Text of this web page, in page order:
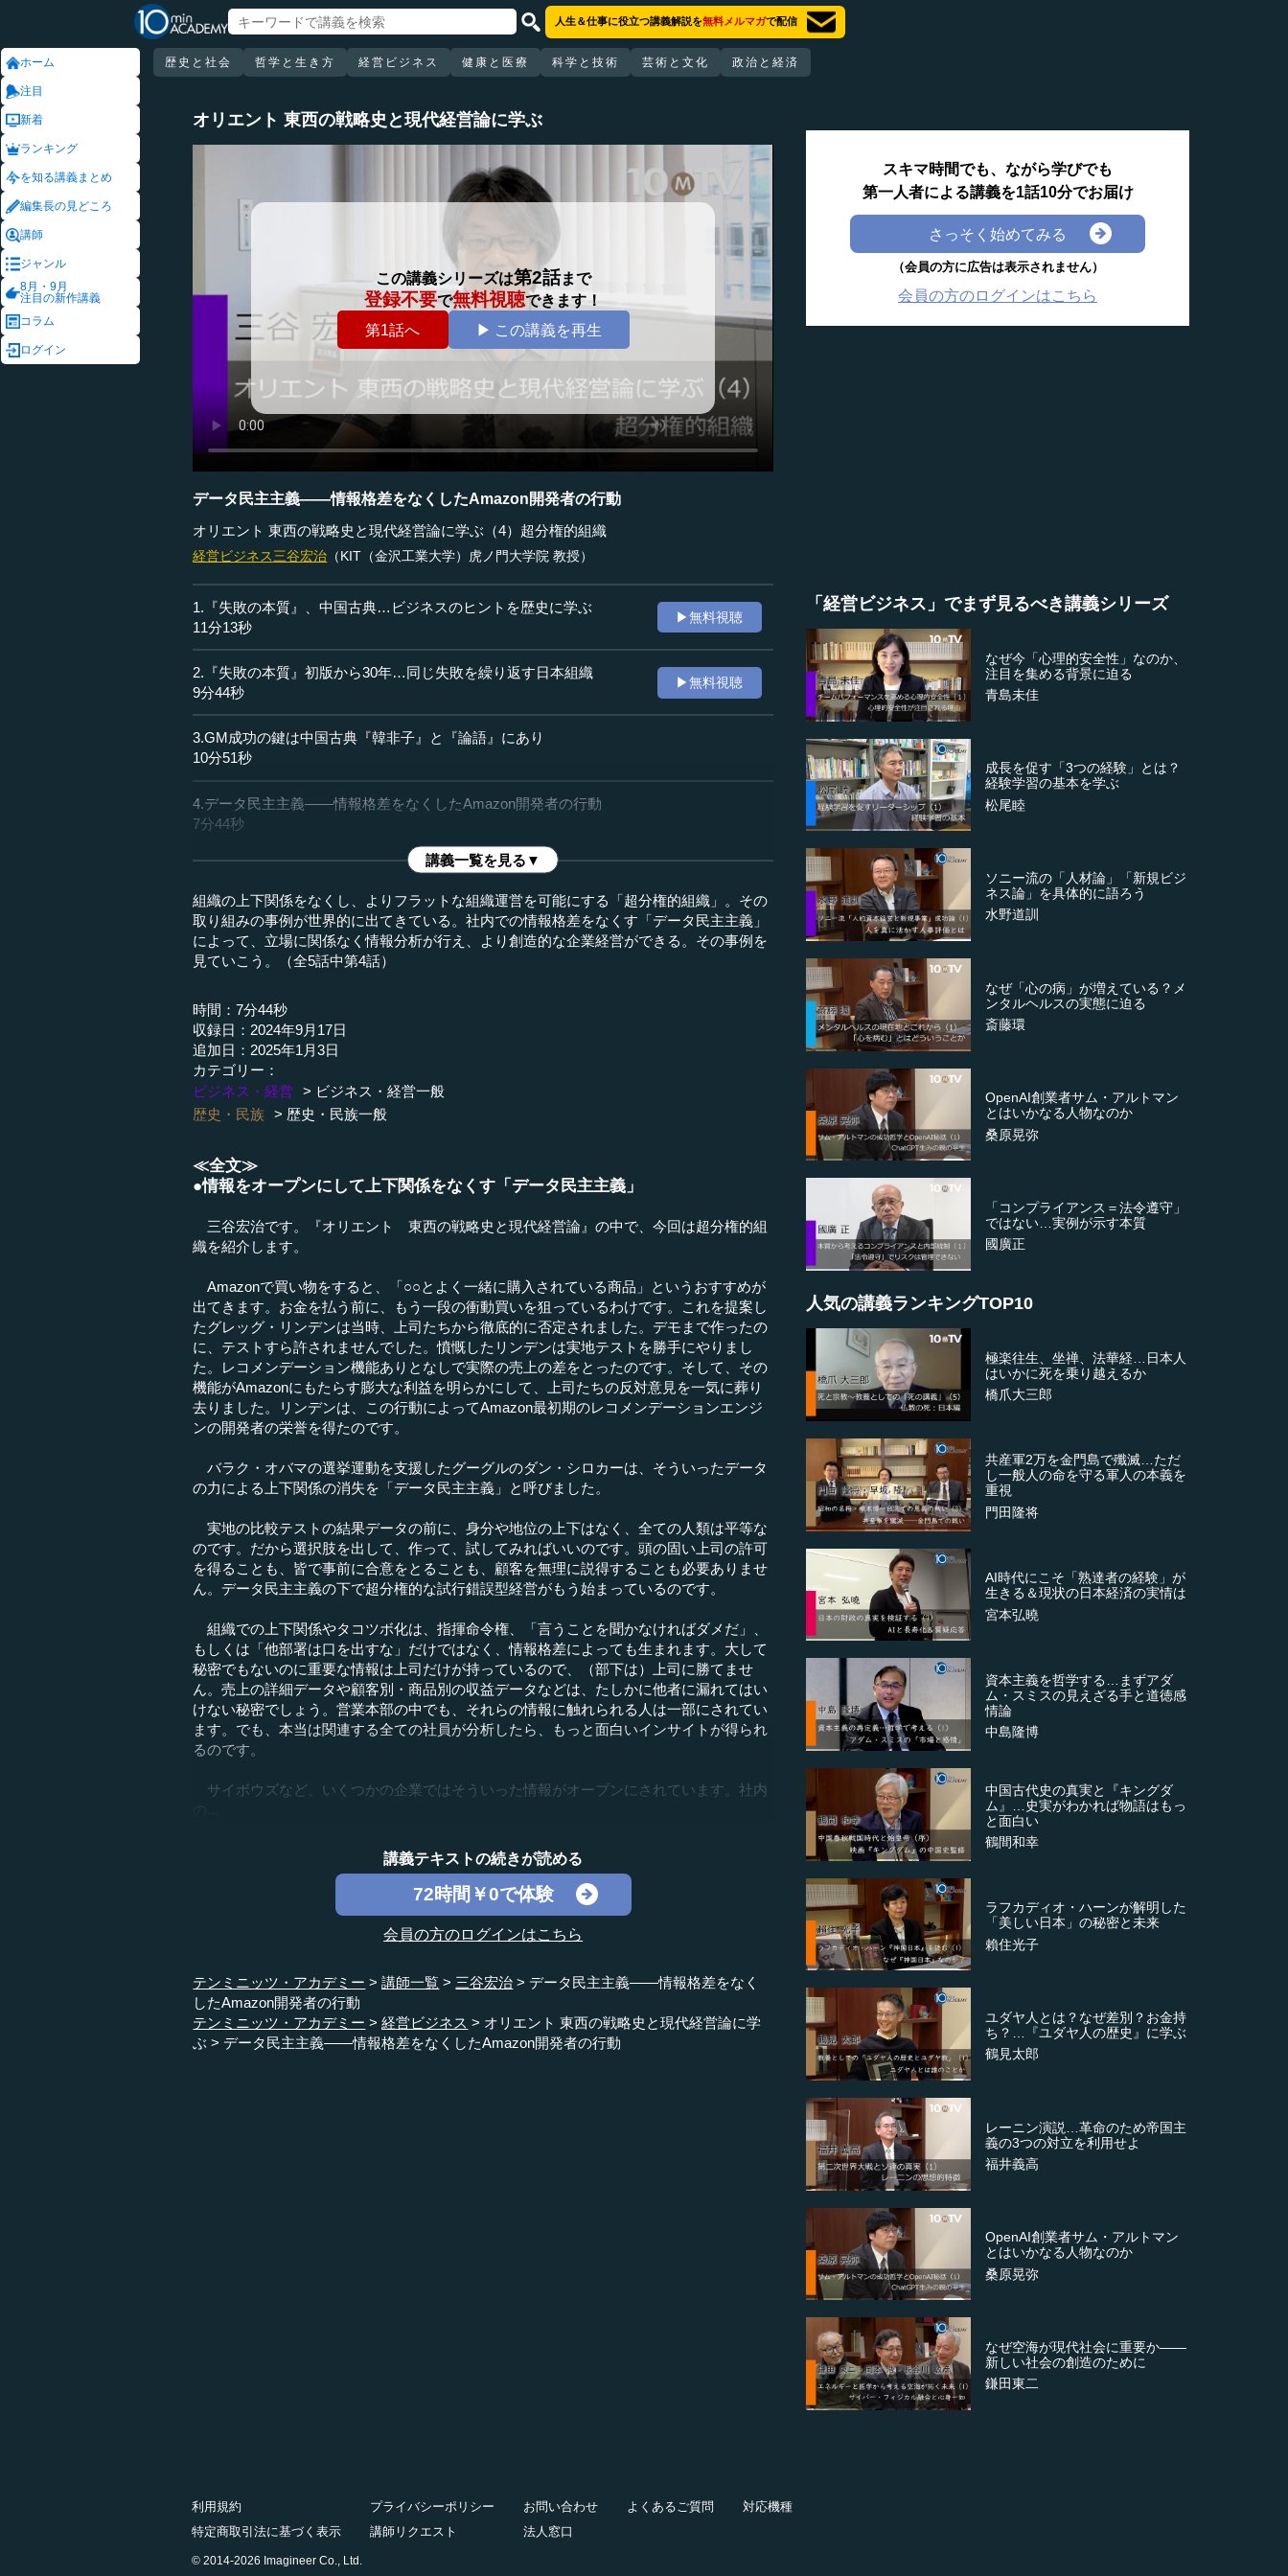
ホーム
注目
新着
ランキング
を知る講義まとめ
編集長の見どころ
講師
ジャンル
8月・9月
注目の新作講義
コラム
ログイン
人生＆仕事に役立つ講義解説を無料メルマガで配信
歴史と社会 哲学と生き方 経営ビジネス 健康と医療 科学と技術 芸術と文化 政治と経済
オリエント 東西の戦略史と現代経営論に学ぶ
この講義シリーズは第2話まで
登録不要で無料視聴できます！
第1話へ
▶ この講義を再生
データ民主主義――情報格差をなくしたAmazon開発者の行動
オリエント 東西の戦略史と現代経営論に学ぶ（4）超分権的組織
経営ビジネス三谷宏治 （KIT（金沢工業大学）虎ノ門大学院 教授）
1.『失敗の本質』、中国古典…ビジネスのヒントを歴史に学ぶ
11分13秒
▶無料視聴
2.『失敗の本質』初版から30年…同じ失敗を繰り返す日本組織
9分44秒
▶無料視聴
3.GM成功の鍵は中国古典『韓非子』と『論語』にあり
10分51秒
4.データ民主主義――情報格差をなくしたAmazon開発者の行動
7分44秒
講義一覧を見る▼
組織の上下関係をなくし、よりフラットな組織運営を可能にする「超分権的組織」。その
取り組みの事例が世界的に出てきている。社内での情報格差をなくす「データ民主主義」
によって、立場に関係なく情報分析が行え、より創造的な企業経営ができる。その事例を
見ていこう。（全5話中第4話）
時間：7分44秒
収録日：2024年9月17日
追加日：2025年1月3日
カテゴリー：
ビジネス・経営
ビジネス・経営一般
歴史・民族
歴史・民族一般
≪全文≫
●情報をオープンにして上下関係をなくす「データ民主主義」
三谷宏治です。『オリエント 東西の戦略史と現代経営論』の中で、今回は超分権的組
織を紹介します。
Amazonで買い物をすると、「○○とよく一緒に購入されている商品」というおすすめが
出てきます。お金を払う前に、もう一段の衝動買いを狙っているわけです。これを提案し
たグレッグ・リンデンは当時、上司たちから徹底的に否定されました。デモまで作ったの
に、テストすら許されませんでした。憤慨したリンデンは実地テストを勝手にやりまし
た。レコメンデーション機能ありとなしで実際の売上の差をとったのです。そして、その
機能がAmazonにもたらす膨大な利益を明らかにして、上司たちの反対意見を一気に葬り
去りました。リンデンは、この行動によってAmazon最初期のレコメンデーションエンジ
ンの開発者の栄誉を得たのです。
バラク・オバマの選挙運動を支援したグーグルのダン・シロカーは、そういったデータ
の力による上下関係の消失を「データ民主主義」と呼びました。
実地の比較テストの結果データの前に、身分や地位の上下はなく、全ての人類は平等な
のです。だから選択肢を出して、作って、試してみればいいのです。頭の固い上司の許可
を得ることも、皆で事前に合意をとることも、顧客を無理に説得することも必要ありませ
ん。データ民主主義の下で超分権的な試行錯誤型経営がもう始まっているのです。
組織での上下関係やタコツボ化は、指揮命令権、「言うことを聞かなければダメだ」、
もしくは「他部署は口を出すな」だけではなく、情報格差によっても生まれます。大して
秘密でもないのに重要な情報は上司だけが持っているので、（部下は）上司に勝てませ
ん。売上の詳細データや顧客別・商品別の収益データなどは、たしかに他者に漏れてはい
けない秘密でしょう。営業本部の中でも、それらの情報に触れられる人は一部にされてい
ます。でも、本当は関連する全ての社員が分析したら、もっと面白いインサイトが得られ
るのです。
サイボウズなど、いくつかの企業ではそういった情報がオープンにされています。社内
講義テキストの続きが読める
72時間￥0で体験
会員の方のログインはこちら
テンミニッツ・アカデミー 講師一覧 三谷宏治
データ民主主義――情報格差をなく
したAmazon開発者の行動
テンミニッツ・アカデミー
経営ビジネス
オリエント 東西の戦略史と現代経営論に学
ぶ
データ民主主義――情報格差をなくしたAmazon開発者の行動
スキマ時間でも、ながら学びでも
第一人者による講義を1話10分でお届け
さっそく始めてみる
（会員の方に広告は表示されません）
会員の方のログインはこちら
「経営ビジネス」でまず見るべき講義シリーズ
なぜ今「心理的安全性」なのか、
注目を集める背景に迫る
青島未佳
成長を促す「3つの経験」とは？
経験学習の基本を学ぶ
松尾睦
ソニー流の「人材論」「新規ビジ
ネス論」を具体的に語ろう
水野道訓
なぜ「心の病」が増えている？メ
ンタルヘルスの実態に迫る
斎藤環
OpenAI創業者サム・アルトマン
とはいかなる人物なのか
桑原晃弥
「コンプライアンス＝法令遵守」
ではない…実例が示す本質
國廣正
人気の講義ランキングTOP10
極楽往生、坐禅、法華経…日本人
はいかに死を乗り越えるか
橋爪大三郎
共産軍2万を金門島で殲滅…ただ
し一般人の命を守る軍人の本義を
重視
門田隆将
AI時代にこそ「熟達者の経験」が
生きる＆現状の日本経済の実情は
宮本弘曉
資本主義を哲学する…まずアダ
ム・スミスの見えざる手と道徳感
情論
中島隆博
中国古代史の真実と『キングダ
ム』…史実がわかれば物語はもっ
と面白い
鶴間和幸
ラフカディオ・ハーンが解明した
「美しい日本」の秘密と未来
賴住光子
ユダヤ人とは？なぜ差別？お金持
ち？…『ユダヤ人の歴史』に学ぶ
鶴見太郎
レーニン演説…革命のため帝国主
義の3つの対立を利用せよ
福井義高
OpenAI創業者サム・アルトマン
とはいかなる人物なのか
桑原晃弥
なぜ空海が現代社会に重要か――
新しい社会の創造のために
鎌田東二
利用規約 プライバシーポリシー お問い合わせ よくあるご質問
対応機種
特定商取引法に基づく表示
講師リクエスト 法人窓口
© 2014-2026 Imagineer Co., Ltd.